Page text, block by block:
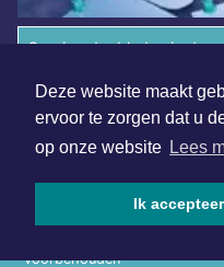
Deze website maakt
ervoor te zorgen dat u
op onze website Lees
Ik
Overige dagbladen in de
voorbehouden
Algemene voorwaarden
Disclaimer